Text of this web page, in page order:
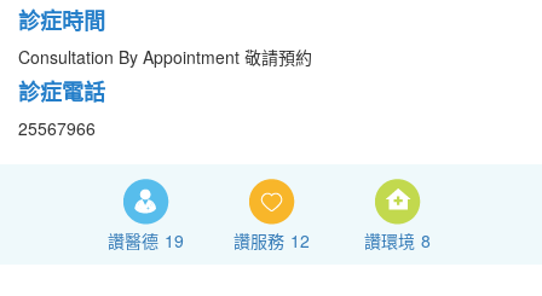
診症時間
Consultation By Appointment 敬請預約
診症電話
25567966
讚醫德 19 讚服務 12 讚環境 8